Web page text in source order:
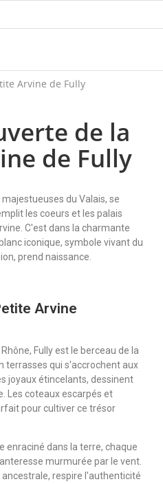
Arvine de Fully
de la
de Fully
du Valais, se
les coeurs et les palais
C'est dans la charmante
iconique, symbole vivant du
prend naissance.
Arvine
Fully est le berceau de la
terrasses qui s'accrochent aux
joyaux étincelants, dessinent
Les coteaux escarpés et
pour cultiver ce trésor
enraciné dans la terre, chaque
murmurée par le vent.
respire l'authenticité